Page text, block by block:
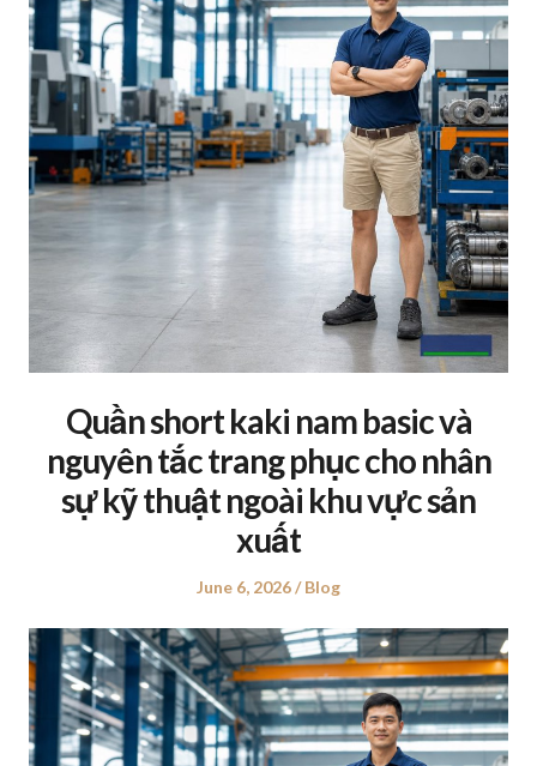
Quần short kaki nam basic và
nguyên tắc trang phục cho nhân
sự kỹ thuật ngoài khu vực sản
xuất
Posted
June 6, 2026
Posted
Blog